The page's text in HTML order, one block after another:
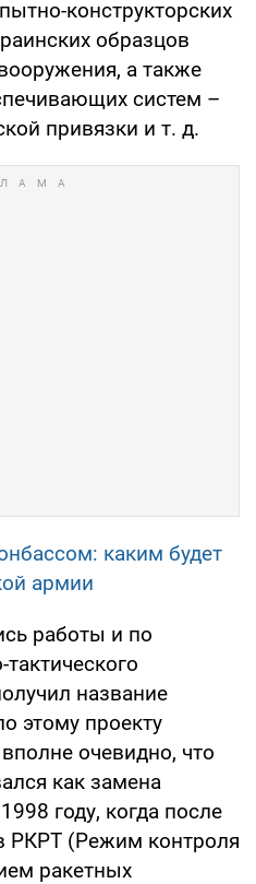
конструкторских
образцов
а также
систем –
привязки и т. д.
каким будет
армии
работы и по
название
этому проекту
очевидно, что
как замена
году, когда после
РКРТ (Режим контроля
ракетных